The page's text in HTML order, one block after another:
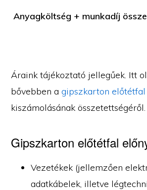
Anyagköltség + munkadíj
Áraink tájékoztató jellegűek. Itt
bővebben agipszkarton
kiszámolásának összetettségéről.
Gipszkarton előtétfal
Vezetékek (jellemzően
adatkábelek, illetve